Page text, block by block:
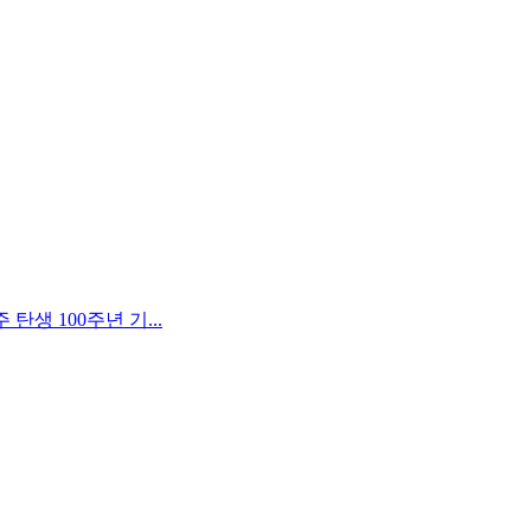
탄생 100주년 기...